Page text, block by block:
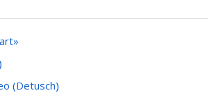
(Detusch)